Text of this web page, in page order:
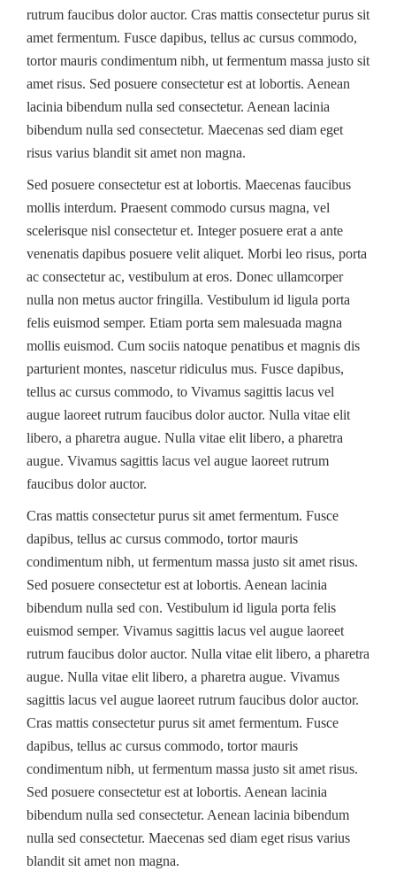
rutrum faucibus dolor auctor. Cras mattis consectetur purus sit
amet fermentum. Fusce dapibus, tellus ac cursus commodo,
tortor mauris condimentum nibh, ut fermentum massa justo sit
amet risus. Sed posuere consectetur est at lobortis. Aenean
lacinia bibendum nulla sed consectetur. Aenean lacinia
bibendum nulla sed consectetur. Maecenas sed diam eget
risus varius blandit sit amet non magna.
Sed posuere consectetur est at lobortis. Maecenas faucibus
mollis interdum. Praesent commodo cursus magna, vel
scelerisque nisl consectetur et. Integer posuere erat a ante
venenatis dapibus posuere velit aliquet. Morbi leo risus, porta
ac consectetur ac, vestibulum at eros. Donec ullamcorper
nulla non metus auctor fringilla. Vestibulum id ligula porta
felis euismod semper. Etiam porta sem malesuada magna
mollis euismod. Cum sociis natoque penatibus et magnis dis
parturient montes, nascetur ridiculus mus. Fusce dapibus,
tellus ac cursus commodo, to Vivamus sagittis lacus vel
augue laoreet rutrum faucibus dolor auctor. Nulla vitae elit
libero, a pharetra augue. Nulla vitae elit libero, a pharetra
augue. Vivamus sagittis lacus vel augue laoreet rutrum
faucibus dolor auctor.
Cras mattis consectetur purus sit amet fermentum. Fusce
dapibus, tellus ac cursus commodo, tortor mauris
condimentum nibh, ut fermentum massa justo sit amet risus.
Sed posuere consectetur est at lobortis. Aenean lacinia
bibendum nulla sed con. Vestibulum id ligula porta felis
euismod semper. Vivamus sagittis lacus vel augue laoreet
rutrum faucibus dolor auctor. Nulla vitae elit libero, a pharetra
augue. Nulla vitae elit libero, a pharetra augue. Vivamus
sagittis lacus vel augue laoreet rutrum faucibus dolor auctor.
Cras mattis consectetur purus sit amet fermentum. Fusce
dapibus, tellus ac cursus commodo, tortor mauris
condimentum nibh, ut fermentum massa justo sit amet risus.
Sed posuere consectetur est at lobortis. Aenean lacinia
bibendum nulla sed consectetur. Aenean lacinia bibendum
nulla sed consectetur. Maecenas sed diam eget risus varius
blandit sit amet non magna.